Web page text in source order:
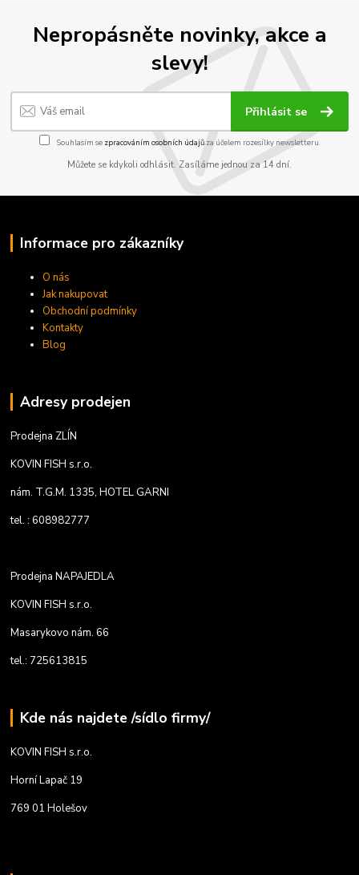
Nepropásněte novinky, akce a
slevy!
Přihlásit se
Souhlasím se zpracováním osobních údajůza účelem rozesílky newsletteru.
Můžete se kdykoli odhlásit. Zasíláme jednou za 14 dní.
Informace pro zákazníky
O nás
Jak nakupovat
Obchodní podmínky
Kontakty
Blog
Adresy prodejen
Prodejna ZLÍN
KOVIN FISH s.r.o.
nám. T.G.M. 1335, HOTEL GARNI
tel. : 608982777
Prodejna NAPAJEDLA
KOVIN FISH s.r.o.
Masarykovo nám. 66
tel.: 725613815
Kde nás najdete /sídlo firmy/
KOVIN FISH s.r.o.
Horní Lapač 19
769 01 Holešov